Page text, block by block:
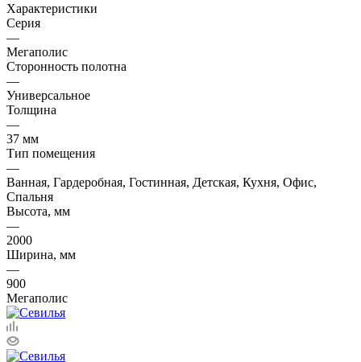
Характеристики
Серия
—
Мегаполис
Сторонность полотна
—
Универсальное
Толщина
—
37 мм
Тип помещения
—
Ванная, Гардеробная, Гостинная, Детская, Кухня, Офис,
Спальня
Высота, мм
—
2000
Ширина, мм
—
900
Мегаполис